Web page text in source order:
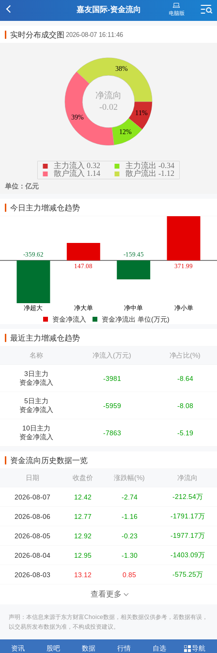
嘉友国际-资金流向
实时分布成交图 2026-08-07 16:11:46
今日主力增减仓趋势
资金净流入 资金净流出 单位(万元)
最近主力增减仓趋势
名称 净流入(万元) 净占比(%)
3日主力
资金净流入
-3981 -8.64
5日主力
资金净流入
-5959 -8.08
10日主力
资金净流入
-7863 -5.19
资金流向历史数据一览
日期 收盘价 涨跌幅(%) 净流向
2026-08-07 12.42 -2.74 -212.54万
2026-08-06 12.77 -1.16 -1791.17万
2026-08-05 12.92 -0.23 -1977.17万
2026-08-04 12.95 -1.30 -1403.09万
2026-08-03 13.12 0.85 -575.25万
查看更多
声明：本信息来源于东方财富Choice数据，相关数据仅供参考，若数据有误，
以交易所发布数据为准，不构成投资建议。
资讯 股吧 数据 行情 自选 导航